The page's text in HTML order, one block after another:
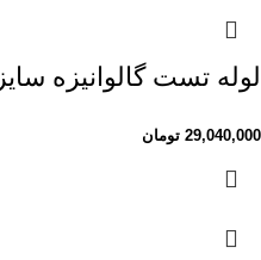
لوله تست گالوانیزه سایز 6 ضخامت 5 وزن 44
29,040,000 تومان